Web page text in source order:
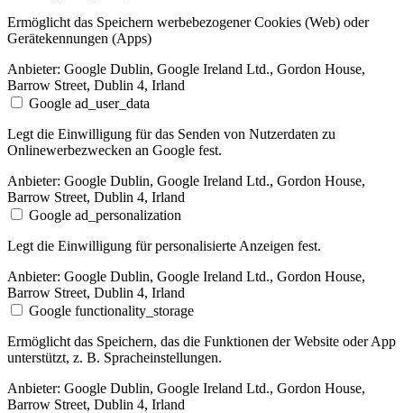
Ermöglicht das Speichern werbebezogener Cookies (Web) oder
Gerätekennungen (Apps)
Anbieter: Google Dublin, Google Ireland Ltd., Gordon House,
Barrow Street, Dublin 4, Irland
Google ad_user_data
Legt die Einwilligung für das Senden von Nutzerdaten zu
Onlinewerbezwecken an Google fest.
Anbieter: Google Dublin, Google Ireland Ltd., Gordon House,
Barrow Street, Dublin 4, Irland
Google ad_personalization
Legt die Einwilligung für personalisierte Anzeigen fest.
Anbieter: Google Dublin, Google Ireland Ltd., Gordon House,
Barrow Street, Dublin 4, Irland
Google functionality_storage
Ermöglicht das Speichern, das die Funktionen der Website oder App
unterstützt, z. B. Spracheinstellungen.
Anbieter: Google Dublin, Google Ireland Ltd., Gordon House,
Barrow Street, Dublin 4, Irland